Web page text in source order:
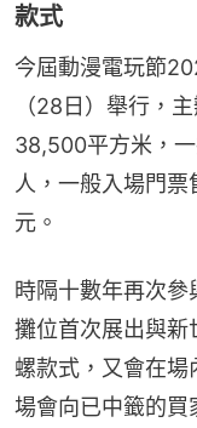
款式
今屆動漫電玩節
（28日）舉行，
38,500平方米，
人，一般入場門
元。
時隔十數年再次
攤位首次展出與新
螺款式，又會在
場會向已中籤的買